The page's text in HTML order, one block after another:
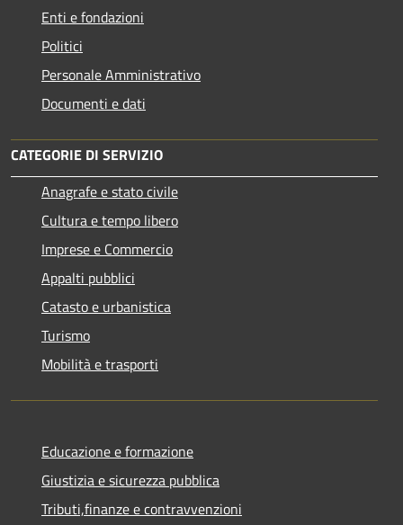
Enti e fondazioni
Politici
Personale Amministrativo
Documenti e dati
CATEGORIE DI SERVIZIO
Anagrafe e stato civile
Cultura e tempo libero
Imprese e Commercio
Appalti pubblici
Catasto e urbanistica
Turismo
Mobilità e trasporti
Educazione e formazione
Giustizia e sicurezza pubblica
Tributi,finanze e contravvenzioni